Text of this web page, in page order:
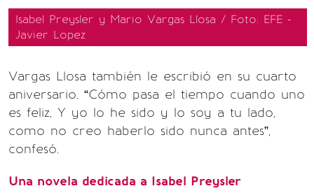
Isabel Preysler y Mario Vargas Llosa / Foto: EFE -
Javier Lopez
Vargas Llosa también le escribió en su cuarto
aniversario. “Cómo pasa el tiempo cuando uno
es feliz, Y yo lo he sido y lo soy a tu lado,
como no creo haberlo sido nunca antes”,
confesó.
Una novela dedicada a Isabel Preysler